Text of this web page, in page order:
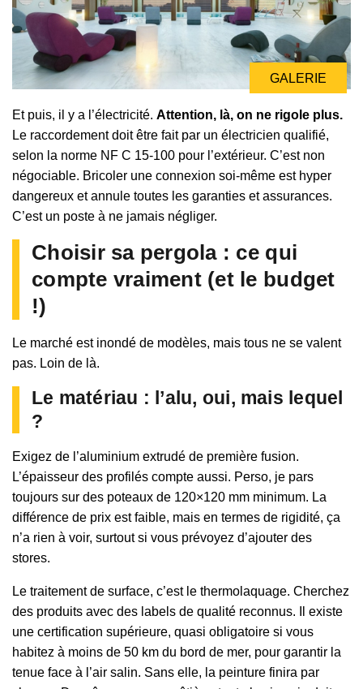
GALERIE
Et puis, il y a l’électricité. Attention, là, on ne rigole plus.
Le raccordement doit être fait par un électricien qualifié,
selon la norme NF C 15-100 pour l’extérieur. C’est non
négociable. Bricoler une connexion soi-même est hyper
dangereux et annule toutes les garanties et assurances.
C’est un poste à ne jamais négliger.
Choisir sa pergola : ce qui
compte vraiment (et le budget
!)
Le marché est inondé de modèles, mais tous ne se valent
pas. Loin de là.
Le matériau : l’alu, oui, mais lequel
?
Exigez de l’aluminium extrudé de première fusion.
L’épaisseur des profilés compte aussi. Perso, je pars
toujours sur des poteaux de 120×120 mm minimum. La
différence de prix est faible, mais en termes de rigidité, ça
n’a rien à voir, surtout si vous prévoyez d’ajouter des
stores.
Le traitement de surface, c’est le thermolaquage. Cherchez
des produits avec des labels de qualité reconnus. Il existe
une certification supérieure, quasi obligatoire si vous
habitez à moins de 50 km du bord de mer, pour garantir la
tenue face à l’air salin. Sans elle, la peinture finira par